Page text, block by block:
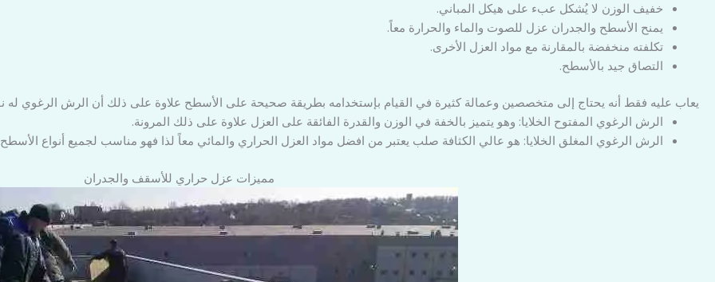
خفيف الوزن لا يُشكل عبء على هيكل المباني.
يمنح الأسطح والجدران عزل للصوت والماء والحرارة معاً.
تكلفته منخفضة بالمقارنة مع مواد العزل الأخرى.
التصاق جيد بالأسطح.
يعاب عليه فقط أنه يحتاج إلى متخصصين وعمالة كثيرة في القيام بإستخدامه بطريقة صحيحة على الأسطح علاوة على ذلك أن الرش الرغوي له
الرش الرغوي المفتوح الخلايا: وهو يتميز بالخفة في الوزن والقدرة الفائقة على العزل علاوة على ذلك المرونة.
الرش الرغوي المغلق الخلايا: هو عالي الكثافة صلب يعتبر من افضل مواد العزل الحراري والمائي معاً لذا فهو مناسب لجميع أنواع
مميزات عزل حراري للأسقف والجدران